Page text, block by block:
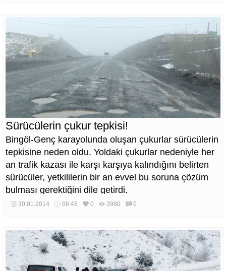
Sürücülerin çukur tepkisi!
Bingöl-Genç karayolunda oluşan çukurlar sürücülerin
tepkisine neden oldu. Yoldaki çukurlar nedeniyle her
an trafik kazası ile karşı karşıya kalındığını belirten
sürücüler, yetkililerin bir an evvel bu soruna çözüm
bulması gerektiğini dile getirdi.
30.01.2014 06:48 0 3980 0